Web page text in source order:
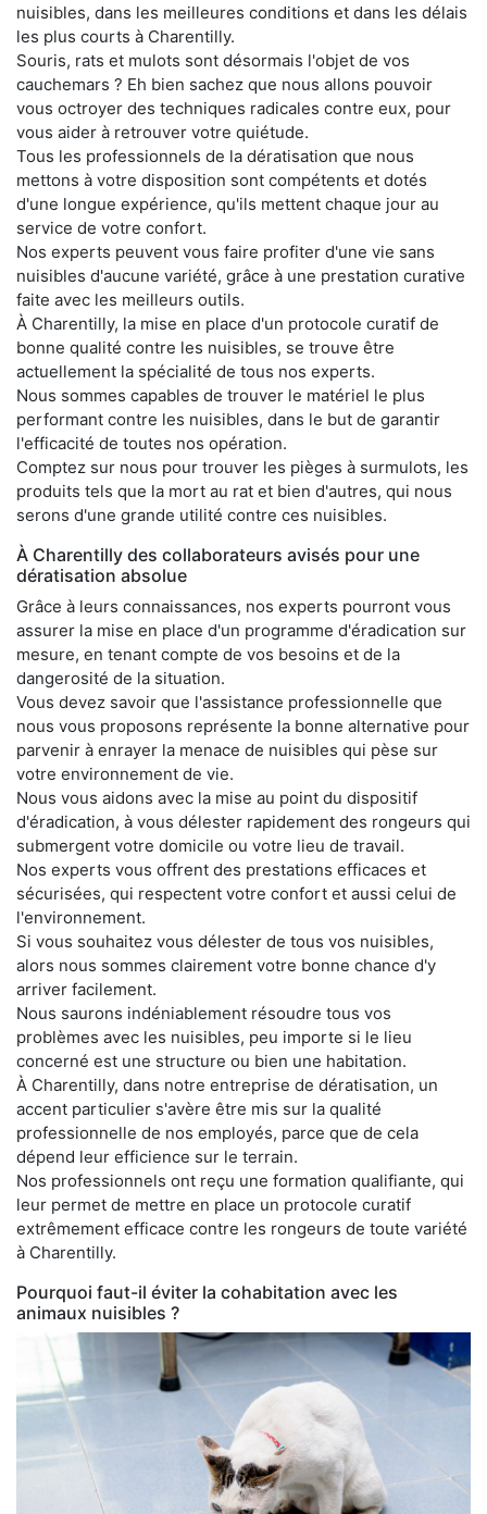
nuisibles, dans les meilleures conditions et dans les délais
les plus courts à Charentilly.
Souris, rats et mulots sont désormais l'objet de vos
cauchemars ? Eh bien sachez que nous allons pouvoir
vous octroyer des techniques radicales contre eux, pour
vous aider à retrouver votre quiétude.
Tous les professionnels de la dératisation que nous
mettons à votre disposition sont compétents et dotés
d'une longue expérience, qu'ils mettent chaque jour au
service de votre confort.
Nos experts peuvent vous faire profiter d'une vie sans
nuisibles d'aucune variété, grâce à une prestation curative
faite avec les meilleurs outils.
À Charentilly, la mise en place d'un protocole curatif de
bonne qualité contre les nuisibles, se trouve être
actuellement la spécialité de tous nos experts.
Nous sommes capables de trouver le matériel le plus
performant contre les nuisibles, dans le but de garantir
l'efficacité de toutes nos opération.
Comptez sur nous pour trouver les pièges à surmulots, les
produits tels que la mort au rat et bien d'autres, qui nous
serons d'une grande utilité contre ces nuisibles.
À Charentilly des collaborateurs avisés pour une
dératisation absolue
Grâce à leurs connaissances, nos experts pourront vous
assurer la mise en place d'un programme d'éradication sur
mesure, en tenant compte de vos besoins et de la
dangerosité de la situation.
Vous devez savoir que l'assistance professionnelle que
nous vous proposons représente la bonne alternative pour
parvenir à enrayer la menace de nuisibles qui pèse sur
votre environnement de vie.
Nous vous aidons avec la mise au point du dispositif
d'éradication, à vous délester rapidement des rongeurs qui
submergent votre domicile ou votre lieu de travail.
Nos experts vous offrent des prestations efficaces et
sécurisées, qui respectent votre confort et aussi celui de
l'environnement.
Si vous souhaitez vous délester de tous vos nuisibles,
alors nous sommes clairement votre bonne chance d'y
arriver facilement.
Nous saurons indéniablement résoudre tous vos
problèmes avec les nuisibles, peu importe si le lieu
concerné est une structure ou bien une habitation.
À Charentilly, dans notre entreprise de dératisation, un
accent particulier s'avère être mis sur la qualité
professionnelle de nos employés, parce que de cela
dépend leur efficience sur le terrain.
Nos professionnels ont reçu une formation qualifiante, qui
leur permet de mettre en place un protocole curatif
extrêmement efficace contre les rongeurs de toute variété
à Charentilly.
Pourquoi faut-il éviter la cohabitation avec les
animaux nuisibles ?